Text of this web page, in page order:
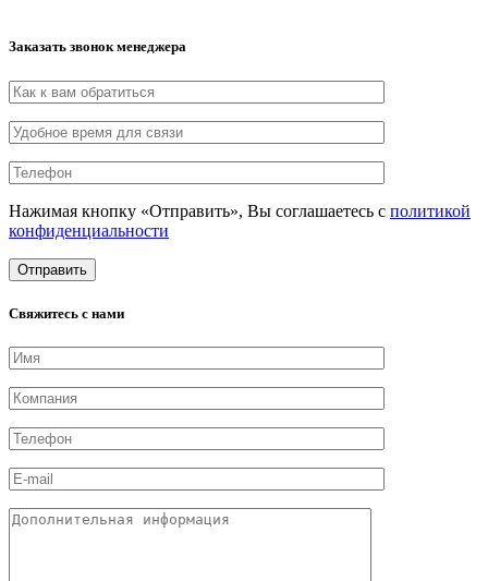
Заказать звонок менеджера
Нажимая кнопку «Отправить», Вы соглашаетесь с политикой
конфиденциальности
Свяжитесь с нами